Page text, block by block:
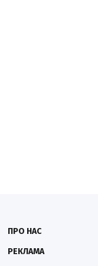
ПРО НАС
РЕКЛАМА